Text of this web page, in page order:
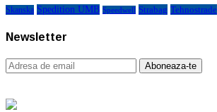
Skanska Spedition UMB Speedwell Strabag Tehnostrade
Newsletter